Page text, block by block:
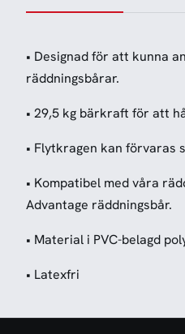
• Designad för att kunna
räddningsbårar.
• 29,5 kg bärkraft för att
• Flytkragen kan förvaras
• Kompatibel med våra
Advantage räddningsbår.
• Material i PVC-belagd
• Latexfri